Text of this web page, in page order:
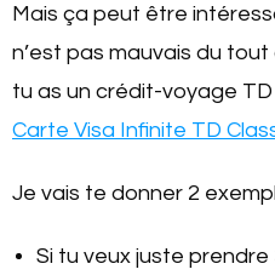
Mais ça peut être
n’est pas mauvais du
tu as un crédit-voyage
Carte Visa Infinite TD
Je vais te donner 2
Si tu veux juste